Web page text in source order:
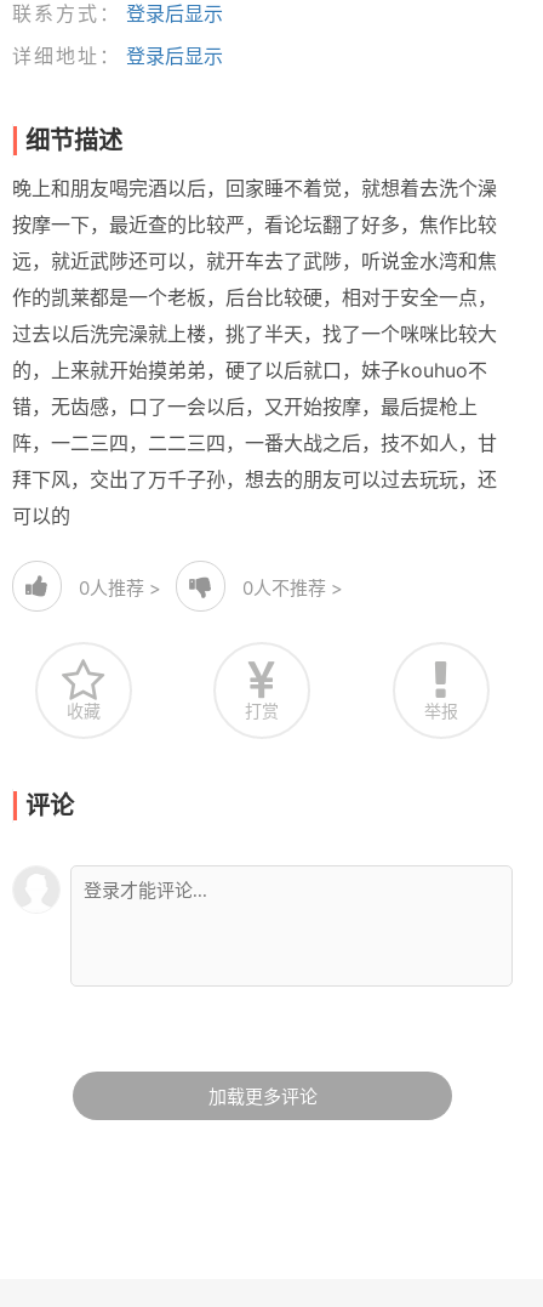
联系方式：
登录后显示
详细地址：
登录后显示
细节描述
晚上和朋友喝完酒以后，回家睡不着觉，就想着去洗个澡
按摩一下，最近查的比较严，看论坛翻了好多，焦作比较
远，就近武陟还可以，就开车去了武陟，听说金水湾和焦
作的凯莱都是一个老板，后台比较硬，相对于安全一点，
过去以后洗完澡就上楼，挑了半天，找了一个咪咪比较大
的，上来就开始摸弟弟，硬了以后就口，妹子kouhuo不
错，无齿感，口了一会以后，又开始按摩，最后提枪上
阵，一二三四，二二三四，一番大战之后，技不如人，甘
拜下风，交出了万千子孙，想去的朋友可以过去玩玩，还
可以的
0人推荐 > 0人不推荐 >
收藏 打赏 举报
评论
加载更多评论